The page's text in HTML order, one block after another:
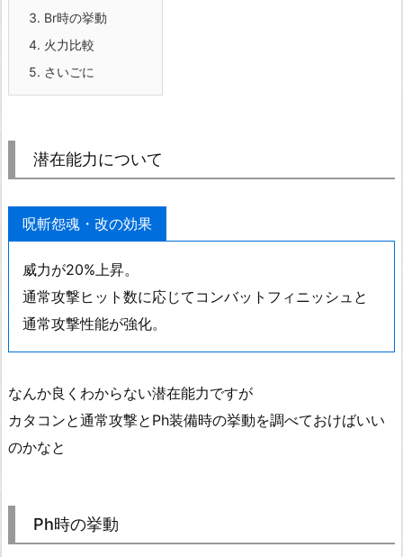
3. Br時の挙動
4. 火力比較
5. さいごに
潜在能力について
呪斬怨魂・改の効果
威力が20%上昇。
通常攻撃ヒット数に応じてコンバットフィニッシュと
通常攻撃性能が強化。
なんか良くわからない潜在能力ですが
カタコンと通常攻撃とPh装備時の挙動を調べておけばいい
のかなと
Ph時の挙動